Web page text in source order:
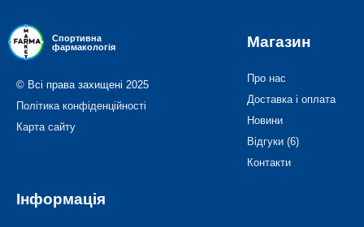
Спортивна
фармакологія
© Всі права захищені 2025
Політика конфіденційності
Карта сайту
Магазин
Про нас
Доставка і оплата
Новини
Відгуки (6)
Контакти
Інформація